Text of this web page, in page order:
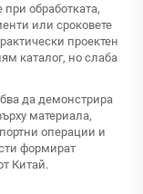
обработката,
или сроковете
проектен
каталог, но слаба
да демонстрира
материала,
операции и
формират
Китай.